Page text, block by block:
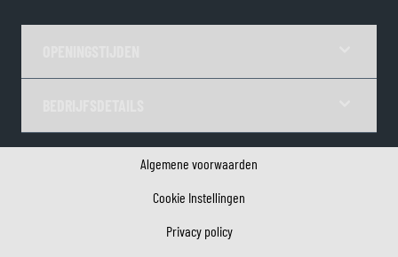
Algemene voorwaarden
Cookie Instellingen
Privacy policy